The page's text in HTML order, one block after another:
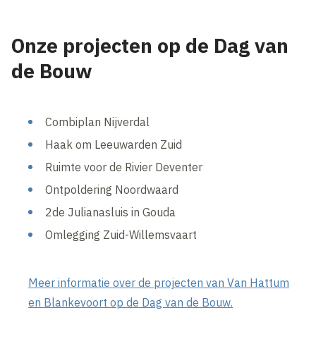
Onze projecten op de Dag van
de Bouw
Combiplan Nijverdal
Haak om Leeuwarden Zuid
Ruimte voor de Rivier Deventer
Ontpoldering Noordwaard
2de Julianasluis in Gouda
Omlegging Zuid-Willemsvaart
Meer informatie over de projecten van Van Hattum
en Blankevoort op de Dag van de Bouw.